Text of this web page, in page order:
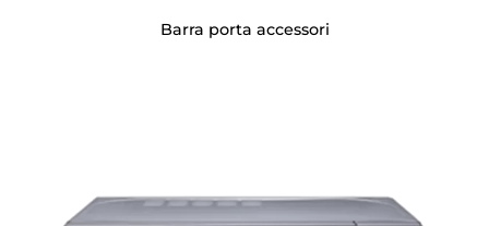
Barra porta accessori